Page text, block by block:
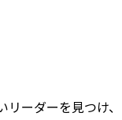
ーダーを見つけ、